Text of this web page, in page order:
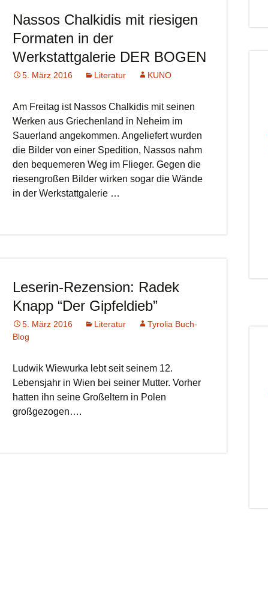
Nassos Chalkidis mit riesigen
Formaten in der
Werkstattgalerie DER BOGEN
5. März 2016 Literatur KUNO
Am Freitag ist Nassos Chalkidis mit seinen
Werken aus Griechenland in Neheim im
Sauerland angekommen. Angeliefert wurden
die Bilder von einer Spedition, Nassos nahm
den bequemeren Weg im Flieger. Gegen die
riesengroßen Bilder wirken sogar die Wände
in der Werkstattgalerie …
Leserin-Rezension: Radek
Knapp “Der Gipfeldieb”
5. März 2016 Literatur
Tyrolia Buch-
Blog
Ludwik Wiewurka lebt seit seinem 12.
Lebensjahr in Wien bei seiner Mutter. Vorher
hatten ihn seine Großeltern in Polen
großgezogen….